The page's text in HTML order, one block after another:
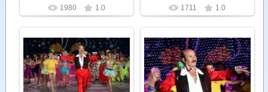
1980 1.0 1711 1.0
26.07.2012
Admin
26.07.2012
Admin